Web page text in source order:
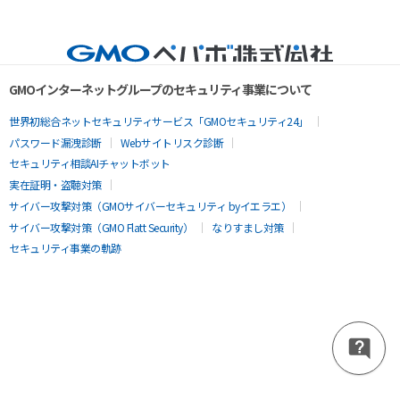
GMOインターネットグループのセキュリティ事業について
世界初総合ネットセキュリティサービス「GMOセキュリティ24」
パスワード漏洩診断
Webサイトリスク診断
セキュリティ相談AIチャットボット
実在証明・盗聴対策
サイバー攻撃対策（GMOサイバーセキュリティ byイエラエ）
サイバー攻撃対策（GMO Flatt Security）
なりすまし対策
セキュリティ事業の軌跡